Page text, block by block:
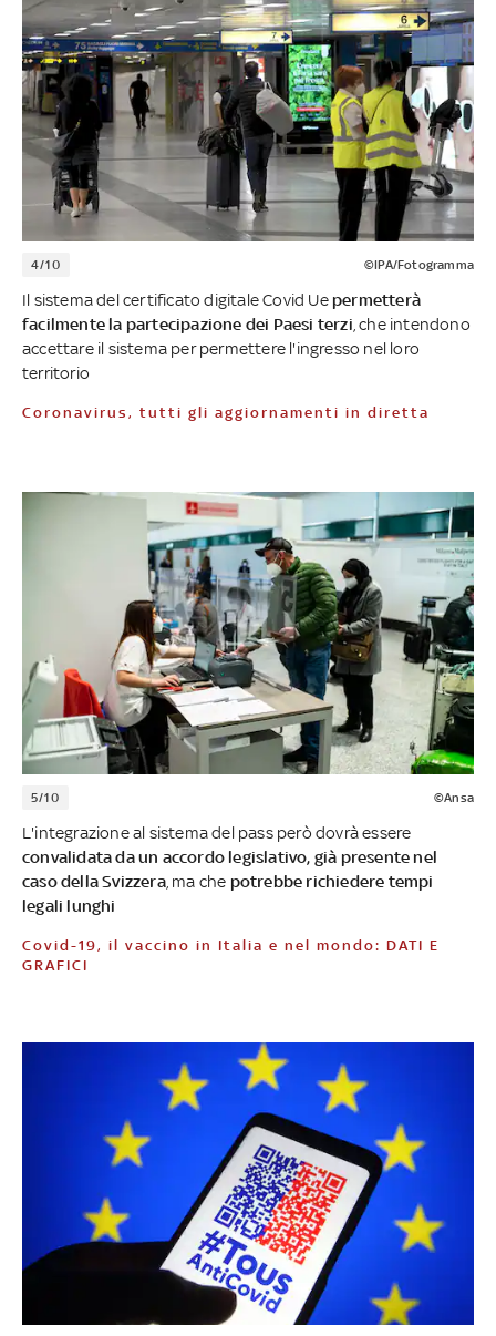
4/10 ©IPA/Fotogramma
Il sistema del certificato digitale Covid Ue permetterà
facilmente la partecipazione dei Paesi terzi , che intendono
accettare il sistema per permettere l'ingresso nel loro
territorio
Coronavirus, tutti gli aggiornamenti in diretta
5/10 ©Ansa
L'integrazione al sistema del pass però dovrà essere
convalidata da un accordo legislativo, già presente nel
caso della Svizzera, ma che potrebbe richiedere tempi
legali lunghi
Covid-19, il vaccino in Italia e nel mondo: DATI E
GRAFICI